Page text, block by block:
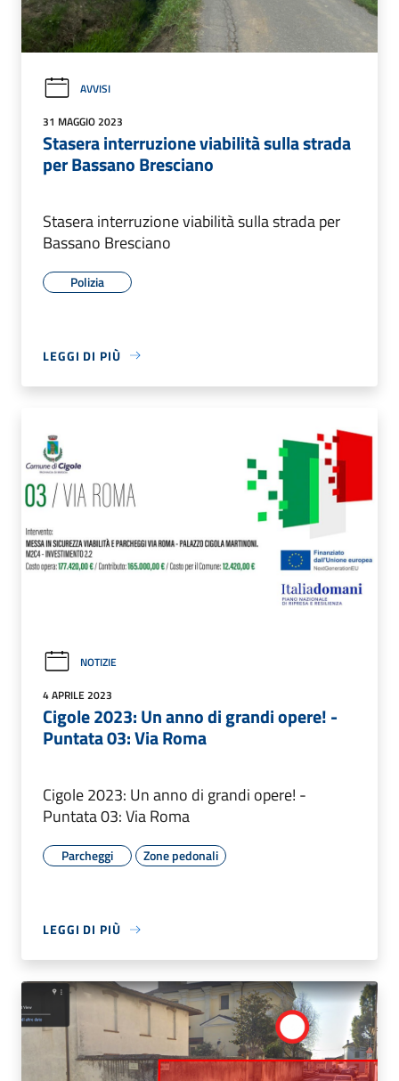
AVVISI
31 MAGGIO 2023
Stasera interruzione viabilità sulla strada
per Bassano Bresciano
Stasera interruzione viabilità sulla strada per
Bassano Bresciano
Polizia
LEGGI DI PIÙ
NOTIZIE
4 APRILE 2023
Cigole 2023: Un anno di grandi opere! -
Puntata 03: Via Roma
Cigole 2023: Un anno di grandi opere! -
Puntata 03: Via Roma
Parcheggi Zone pedonali
LEGGI DI PIÙ